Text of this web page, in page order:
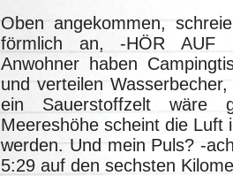
Oben angekommen,
förmlich an, -HÖR AUF
Anwohner haben
und verteilen
ein Sauerstoffzelt
Meereshöhe scheint die Luft
werden. Und mein Puls? -
5:29 auf den sechsten